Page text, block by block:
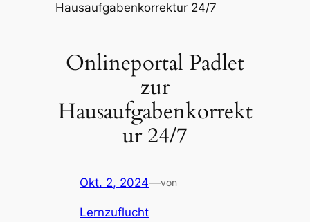
Hausaufgabenkorrektur 24/7
Onlineportal Padlet
zur
Hausaufgabenkorrekt
ur 24/7
Okt. 2, 2024—von
Lernzuflucht